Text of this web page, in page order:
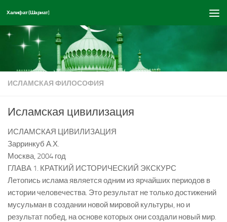
Перейти к содержимому
Халифат (Шариат)
ИСЛАМСКАЯ ФИЛОСОФИЯ
Исламская цивилизация
ИСЛАМСКАЯ ЦИВИЛИЗАЦИЯ
Зарринкуб А.Х.
Москва, 2004 год
ГЛАВА 1. КРАТКИЙ ИСТОРИЧЕСКИЙ ЭКСКУРС
Летопись ислама является одним из ярчайших периодов в
истории человечества. Это результат не только достижений
мусульман в создании новой мировой культуры, но и
результат побед, на основе которых они создали новый мир.